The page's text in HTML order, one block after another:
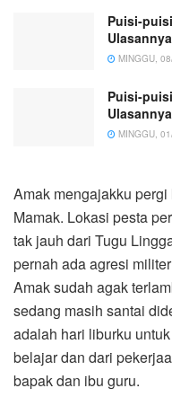
Puisi-
MINGGU,
Puisi-
MINGGU,
Amak mengajakku
Mamak. Lokasi pesta
tak jauh dari Tugu
pernah ada agresi
Amak sudah agak
sedang masih santai
adalah hari liburku
belajar dan dari
bapak dan ibu guru.